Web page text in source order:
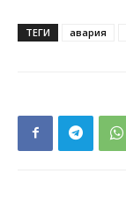
ТЕГИ авария